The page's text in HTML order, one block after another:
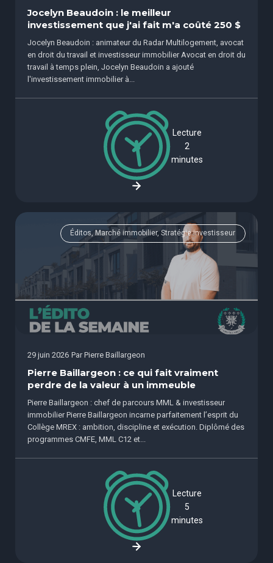
Jocelyn Beaudoin : le meilleur
investissement que j'ai fait m'a coûté 250 $
Jocelyn Beaudoin : animateur du Radar Multilogement, avocat
en droit du travail et investisseur immobilier Avocat en droit du
travail à temps plein, Jocelyn Beaudoin a ajouté
l'investissement immobilier à...
Lecture
2
minutes
Éditos, Marché immobilier, Stratégie investisseur
29 juin 2026 Par Pierre Baillargeon
Pierre Baillargeon : ce qui fait vraiment
perdre de la valeur à un immeuble
Pierre Baillargeon : chef de parcours MML & investisseur
immobilier Pierre Baillargeon incarne parfaitement l’esprit du
Collège MREX : ambition, discipline et exécution. Diplômé des
programmes CMFE, MML C12 et...
Lecture
5
minutes